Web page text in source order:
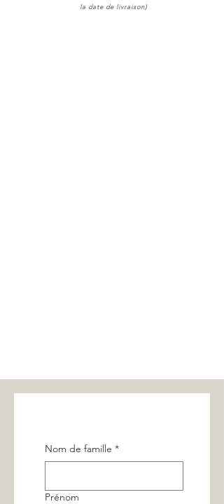
la date de livraison)
Nom de famille *
Prénom